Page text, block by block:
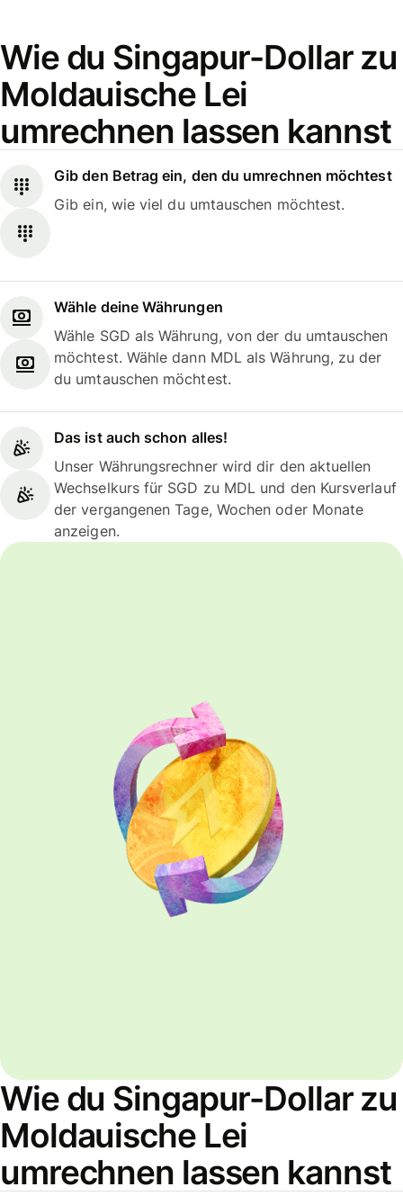
Wie du Singapur-Dollar zu
Moldauische Lei
umrechnen lassen kannst
Gib den Betrag ein, den du umrechnen möchtest
Gib ein, wie viel du umtauschen möchtest.
Wähle deine Währungen
Wähle SGD als Währung, von der du umtauschen
möchtest. Wähle dann MDL als Währung, zu der
du umtauschen möchtest.
Das ist auch schon alles!
Unser Währungsrechner wird dir den aktuellen
Wechselkurs für SGD zu MDL und den Kursverlauf
der vergangenen Tage, Wochen oder Monate
anzeigen.
Wie du Singapur-Dollar zu
Moldauische Lei
umrechnen lassen kannst